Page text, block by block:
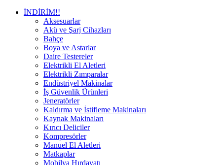
İNDİRİM!!
Aksesuarlar
Akü ve Şarj Cihazları
Bahçe
Boya ve Astarlar
Daire Testereler
Elektrikli El Aletleri
Elektrikli Zımparalar
Endüstriyel Makinalar
İş Güvenlik Ürünleri
Jeneratörler
Kaldırma ve İstifleme Makinaları
Kaynak Makinaları
Kırıcı Deliciler
Kompresörler
Manuel El Aletleri
Matkaplar
Mobilya Hırdavatı